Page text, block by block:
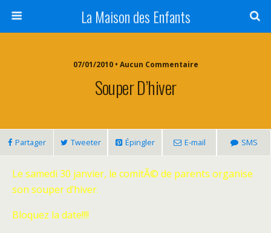
La Maison des Enfants
07/01/2010 • Aucun Commentaire
Souper D’hiver
Partager Tweeter Épingler E-mail SMS
Le samedi 30 janvier, le comitÃ© de parents organise
son souper d’hiver.
Bloquez la date!!!!